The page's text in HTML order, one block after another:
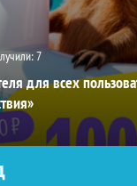
7
для всех